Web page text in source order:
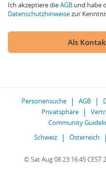
Ich akzeptiere dieAGB und habe
Datenschutzhinweisezur
Als
Personensuche AGB
Privatsphäre
Community
Schweiz
Österreich
© Sat Aug 08 23:16:45